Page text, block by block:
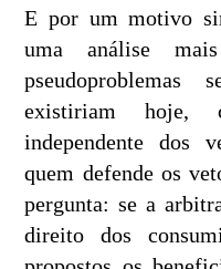
E por um motivo
uma análise
pseudoproblemas
existiriam hoje,
independente dos
quem defende os
pergunta: se a
direito dos